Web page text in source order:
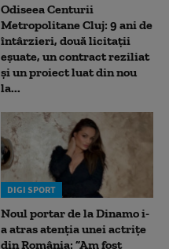
Odiseea Centurii
Metropolitane Cluj: 9 ani de
întârzieri, două licitații
eșuate, un contract reziliat
și un proiect luat din nou
la...
DIGI SPORT
Noul portar de la Dinamo i-
a atras atenția unei actrițe
din România: ”Am fost